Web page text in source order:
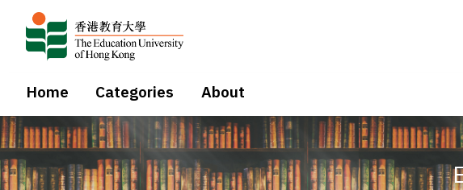
Home Categories About